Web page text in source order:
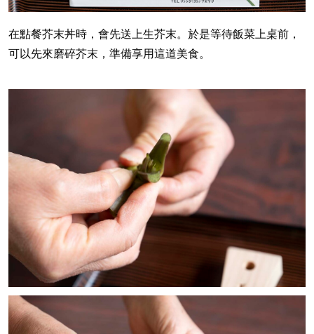
在點餐芥末丼時，會先送上生芥末。於是等待飯菜上桌前，
可以先來磨碎芥末，準備享用這道美食。